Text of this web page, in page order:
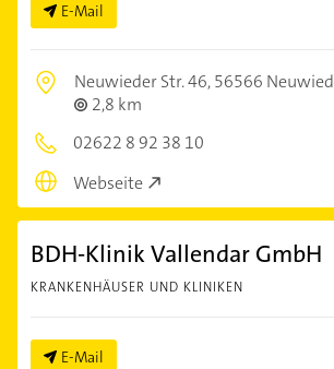
E-Mail
Neuwieder Str. 46,56566 Neuwied
2,8 km
02622 8 92 38 10
Webseite
BDH-Klinik Vallendar GmbH
KRANKENHÄUSER UND KLINIKEN
E-Mail